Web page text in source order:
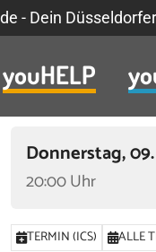
- Dein
youHELP
Donnerstag,
20:00 Uhr
TERMIN (ICS) ALLE